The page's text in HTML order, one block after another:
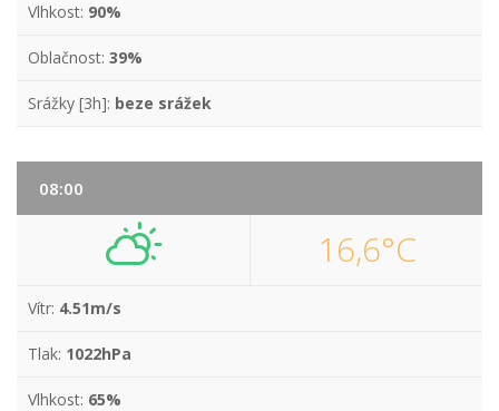
Vlhkost: 90%
Oblačnost: 39%
Srážky [3h]: beze srážek
08:00
16,6°C
Vítr: 4.51m/s
Tlak: 1022hPa
Vlhkost: 65%